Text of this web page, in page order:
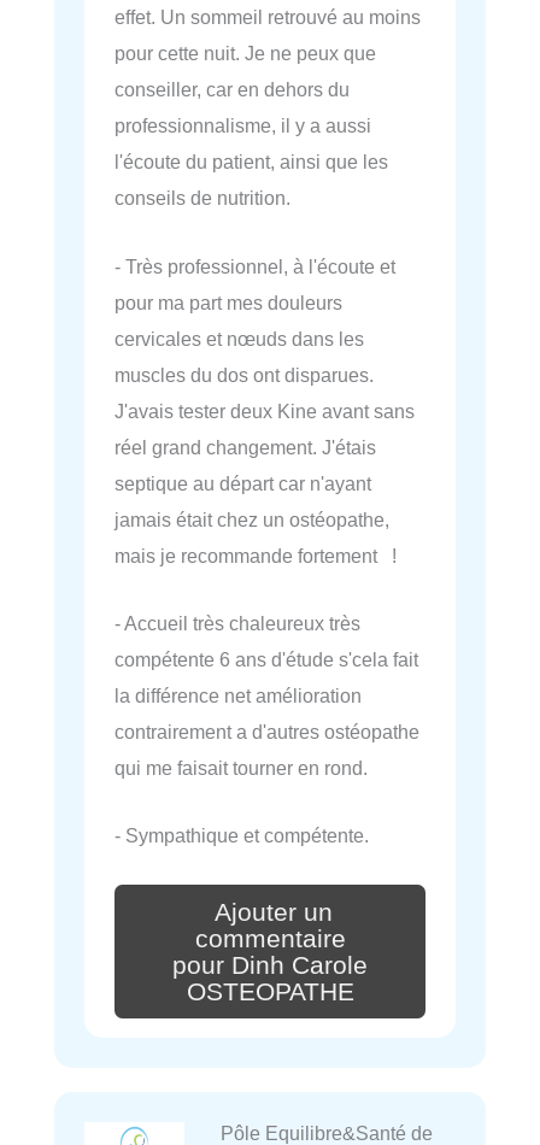
effet. Un sommeil retrouvé au moins
pour cette nuit. Je ne peux que
conseiller, car en dehors du
professionnalisme, il y a aussi
l'écoute du patient, ainsi que les
conseils de nutrition.
- Très professionnel, à l'écoute et
pour ma part mes douleurs
cervicales et nœuds dans les
muscles du dos ont disparues.
J'avais tester deux Kine avant sans
réel grand changement. J'étais
septique au départ car n'ayant
jamais était chez un ostéopathe,
mais je recommande fortement !
- Accueil très chaleureux très
compétente 6 ans d'étude s'cela fait
la différence net amélioration
contrairement a d'autres ostéopathe
qui me faisait tourner en rond.
- Sympathique et compétente.
Ajouter un
commentaire
pour Dinh Carole
OSTEOPATHE
Pôle Equilibre&Santé de